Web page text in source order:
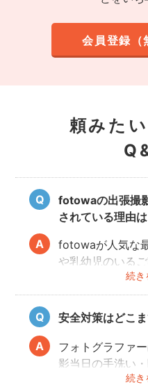
会員登録（
頼みた
fotowaの出張撮
されている理由は
続き
fotowaが人気な
や乳幼児のいる
を楽しんでいた
厳しい審査を通
扱いに慣れてい
ンが全国に多数在
またどのカメラ
ません。分かり
安全対策はどこ
続き
フォトグラファ
影当日の手洗い
策や、熱中症予